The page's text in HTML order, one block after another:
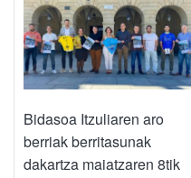
Bidasoa Itzuliaren aro
berriak berritasunak
dakartza maiatzaren 8tik